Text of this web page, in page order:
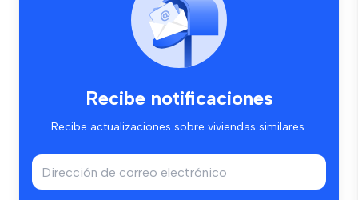
Recibe notificaciones
Recibe actualizaciones sobre viviendas similares.